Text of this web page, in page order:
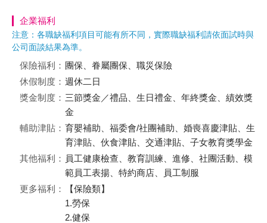
企業福利
注意：各職缺福利項目可能有所不同，實際職缺福利請依面試時與
公司面談結果為準。
保險福利： 團保、眷屬團保、職災保險
休假制度： 週休二日
獎金制度： 三節獎金／禮品、生日禮金、年終獎金、績效獎
金
輔助津貼： 育嬰補助、福委會/社團補助、婚喪喜慶津貼、生
育津貼、伙食津貼、交通津貼、子女教育獎學金
其他福利： 員工健康檢查、教育訓練、進修、社團活動、模
範員工表揚、特約商店、員工制服
更多福利：
【保險類】
1.勞保
2.健保